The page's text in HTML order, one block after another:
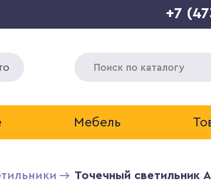
+7
Мебель
Точечный светильник